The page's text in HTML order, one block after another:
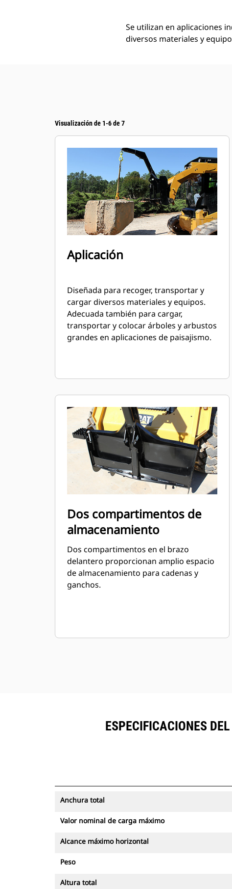
Se utilizan en aplicaciones
diversos materiales y
Visualización de 1-6 de 7
Aplicación
Diseñada para recoger, transportar y
cargar diversos materiales y equipos.
Adecuada también para cargar,
transportar y colocar árboles y arbustos
grandes en aplicaciones de paisajismo.
Dos compartimentos de
almacenamiento
Dos compartimentos en el brazo
delantero proporcionan amplio espacio
de almacenamiento para cadenas y
ganchos.
ESPECIFICACIONES
Anchura total
Valor nominal de carga máximo
Alcance máximo horizontal
Peso
Altura total